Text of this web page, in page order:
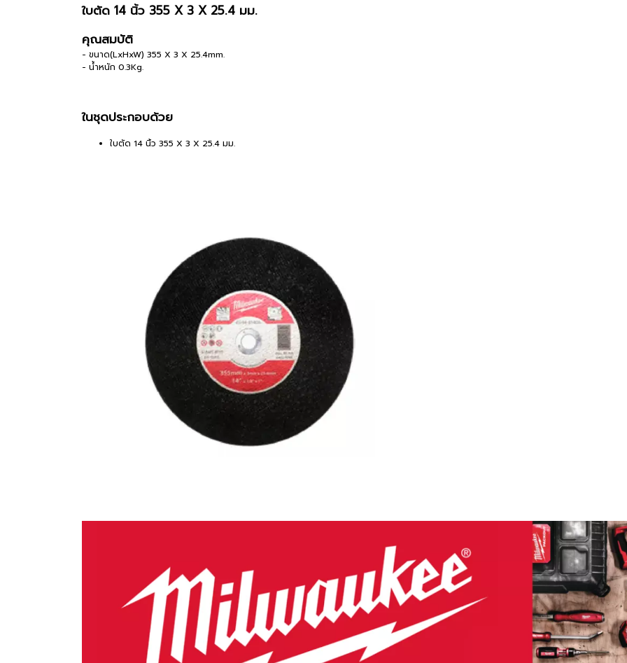
ใบตัด 14 นิ้ว 355 X 3 X 25.4 มม.
คุณสมบัติ
- ขนาด(LxHxW) 355 X 3 X 25.4mm.
- น้ำหนัก 0.3Kg.
ในชุดประกอบด้วย
ใบตัด 14 นิ้ว 355 X 3 X 25.4 มม.